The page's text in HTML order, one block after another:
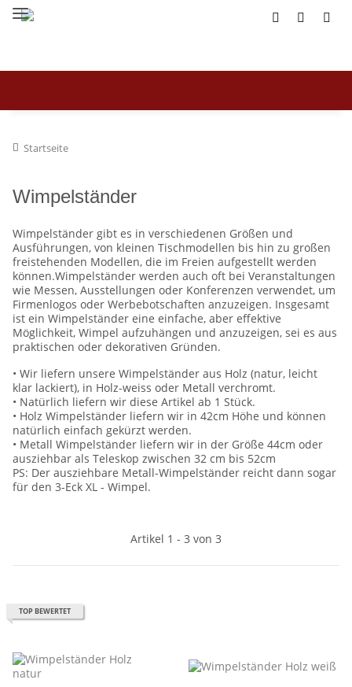
Startseite
Wimpelständer
Wimpelständer gibt es in verschiedenen Größen und
Ausführungen, von kleinen Tischmodellen bis hin zu großen
freistehenden Modellen, die im Freien aufgestellt werden
können.Wimpelständer werden auch oft bei Veranstaltungen
wie Messen, Ausstellungen oder Konferenzen verwendet, um
Firmenlogos oder Werbebotschaften anzuzeigen. Insgesamt
ist ein Wimpelständer eine einfache, aber effektive
Möglichkeit, Wimpel aufzuhängen und anzuzeigen, sei es aus
praktischen oder dekorativen Gründen.
• Wir liefern unsere Wimpelständer aus Holz (natur, leicht
klar lackiert), in Holz-weiss oder Metall verchromt.
• Natürlich liefern wir diese Artikel ab 1 Stück.
• Holz Wimpelständer liefern wir in 42cm Höhe und können
natürlich einfach gekürzt werden.
• Metall Wimpelständer liefern wir in der Größe 44cm oder
ausziehbar als Teleskop zwischen 32 cm bis 52cm
PS: Der ausziehbare Metall-Wimpelständer reicht dann sogar
für den 3-Eck XL - Wimpel.
Artikel 1 - 3 von 3
TOP BEWERTET